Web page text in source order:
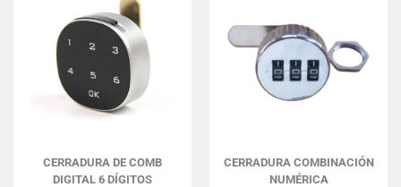
CERRADURA DE COMB
DIGITAL 6 DÍGITOS
CERRADURA COMBINACIÓN
NUMÉRICA